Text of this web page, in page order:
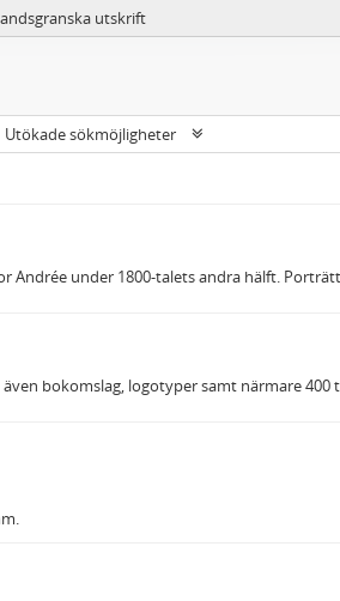
utskrift
Utökade sökmöjligheter
under 1800-talets andra hälft.
bokomslag, logotyper samt närmare 400